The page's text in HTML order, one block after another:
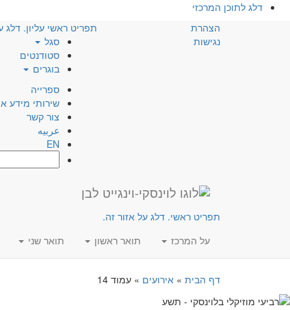
דלג לתוכן המרכזי
הצהרת
נגישות
תפריט ראשי עליון. דלג
סגל
סטודנטים
בוגרים
ספרייה
שירותי מידע
צור קשר
عربيه
EN
תפריט ראשי. דלג על אזור זה.
על המרכז
תואר ראשון תואר שני
דף הבית » אירועים » עמוד 14